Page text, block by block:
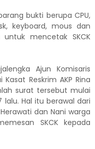
bukti berupa CPU,
keyboard, mous dan
mencetak SKCK
Ajun Komisaris
Reskrim AKP Rina
surat tersebut mulai
lalu. Hal itu berawal dari
dan Nani warga
SKCK kepada